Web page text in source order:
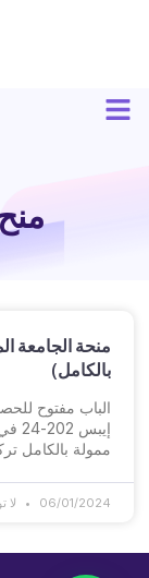
بالكامل)
الباب مفتوح
ممولة بالكامل
06/01/2024 لا